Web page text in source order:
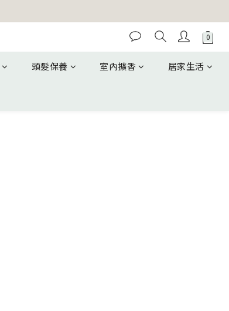
頭髮保養 室內擴香 居家生活